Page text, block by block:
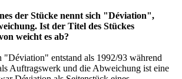
der Stücke nennt sich "Déviation",
Ist der Titel des Stückes
weicht es ab?
entstand als 1992/93 während
Auftragswerk und die Abweichung ist eine